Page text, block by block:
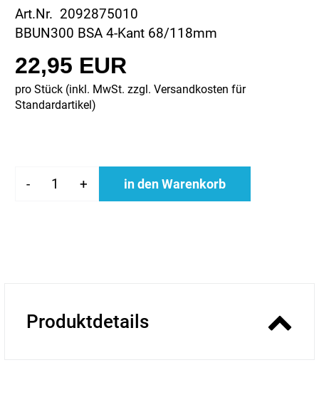
Art.Nr. 2092875010
BBUN300 BSA 4-Kant 68/118mm
22,95 EUR
pro Stück (inkl. MwSt. zzgl. Versandkosten für
Standardartikel)
- + in den Warenkorb
Produktdetails